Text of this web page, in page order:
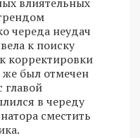
череда неудач
к поиску
корректировки
же был отмечен
в череду
сместить